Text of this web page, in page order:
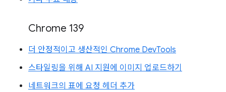
Chrome 139
더 안정적이고 생산적인 Chrome DevTools
스타일링을 위해 AI 지원에 이미지 업로드하기
네트워크의 표에 요청 헤더 추가